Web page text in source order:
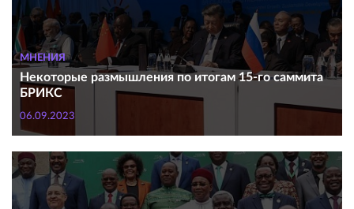
МНЕНИЯ
Некоторые размышления по итогам 15-го саммита
БРИКС
06.09.2023